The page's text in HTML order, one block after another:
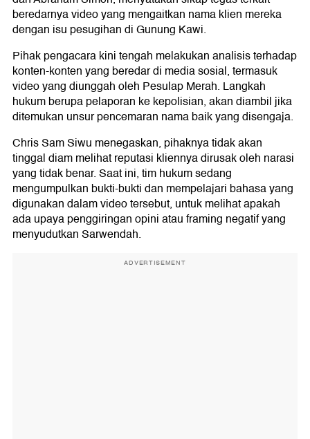
beredarnya video yang mengaitkan nama klien mereka
dengan isu pesugihan di Gunung Kawi.
Pihak pengacara kini tengah melakukan analisis terhadap
konten-konten yang beredar di media sosial, termasuk
video yang diunggah oleh Pesulap Merah. Langkah
hukum berupa pelaporan ke kepolisian, akan diambil jika
ditemukan unsur pencemaran nama baik yang disengaja.
Chris Sam Siwu menegaskan, pihaknya tidak akan
tinggal diam melihat reputasi kliennya dirusak oleh narasi
yang tidak benar. Saat ini, tim hukum sedang
mengumpulkan bukti-bukti dan mempelajari bahasa yang
digunakan dalam video tersebut, untuk melihat apakah
ada upaya penggiringan opini atau framing negatif yang
menyudutkan Sarwendah.
ADVERTISEMENT